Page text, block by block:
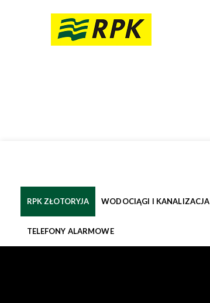
RPK ZŁOTORYJA WODOCIĄGI I KANALIZACJA
TELEFONY ALARMOWE